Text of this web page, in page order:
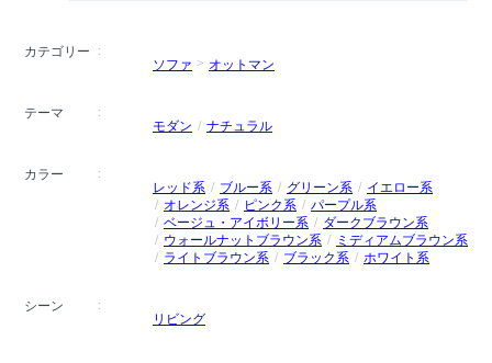
カテゴリー
ソファ
オットマン
テーマ
モダン
ナチュラル
カラー
レッド系
ブルー系 グリーン系
イエロー系
オレンジ系
ピンク系
パープル系
ベージュ・アイボリー系
ダークブラウン系
ウォールナットブラウン系
ミディアムブラウン系
ライトブラウン系
ブラック系 ホワイト系
シーン
リビング